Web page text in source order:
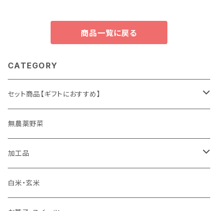
商品一覧に戻る
CATEGORY
セット商品【ギフトにおすすめ】
ギフト
無農薬野菜
加工品
ゆず姫シリーズ
白米・玄米